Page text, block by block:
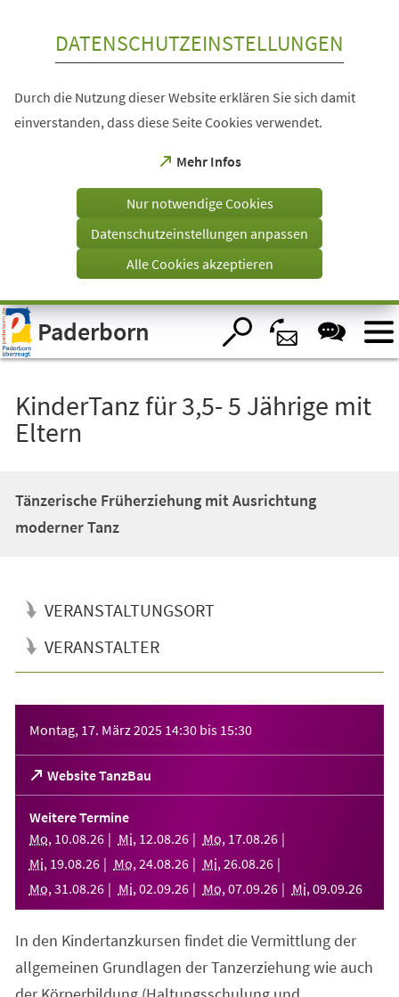
Visuelle
Assistenzsoftware
öffnen.
DATENSCHUTZEINSTELLUNGEN
Durch die Nutzung dieser Website erklären Sie sich damit
einverstanden, dass diese Seite Cookies verwendet.
Mehr Infos
(Öffnet
einem
Tab)
Nur notwendige Cookies
Datenschutzeinstellungen anpassen
Alle Cookies akzeptieren
Paderborn
KinderTanz für 3,5- 5 Jährige mit
Eltern
Tänzerische Früherziehung mit Ausrichtung
moderner Tanz
VERANSTALTUNGSORT
VERANSTALTER
Montag, 17. März 2025 14:30 bis 15:30
Website TanzBau
(Öffnet
in
einem
neuen
Tab)
Weitere Termine
Mo, 10.08.26 Mi, 12.08.26 Mo, 17.08.26
Mi, 19.08.26 Mo, 24.08.26 Mi, 26.08.26
Mo, 31 .08.26 Mi, 02.09.26 Mo, 07.09.26 Mi, 09.09.26
In den Kindertanzkursen findet die Vermittlung der
allgemeinen Grundlagen der Tanzerziehung wie auch